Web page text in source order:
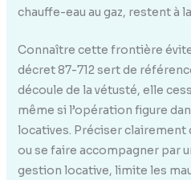
chauffe-eau au gaz, restent à
Connaître cette frontière
décret 87-712 sert de
découle de la vétusté, elle
même si l’opération figure
locatives. Préciser clairement
ou se faire accompagner par
gestion locative, limite les